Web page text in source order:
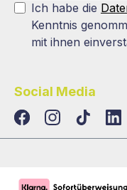
Ich habe die
Kenntnis
mit ihnen
Social Media
TikTok